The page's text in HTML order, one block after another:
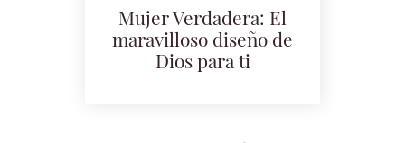
Mujer Verdadera: El
maravilloso diseño de
Dios para ti